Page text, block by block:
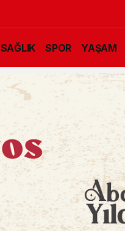
SAĞLIK SPOR YAŞAM